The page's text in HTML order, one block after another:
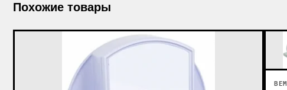
Похожие товары